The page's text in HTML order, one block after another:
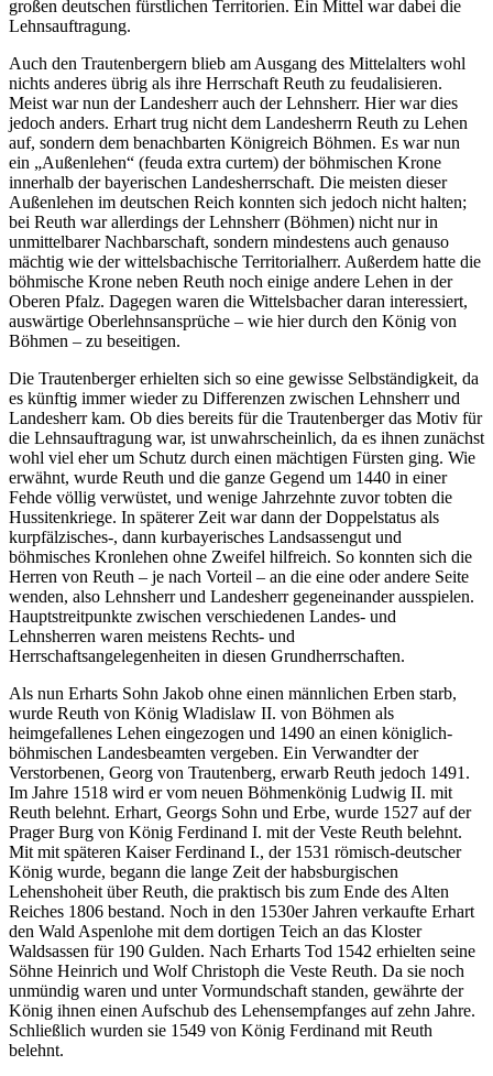
großen deutschen fürstlichen Territorien. Ein Mittel war dabei die
Lehnsauftragung.
Auch den Trautenbergern blieb am Ausgang des Mittelalters wohl
nichts anderes übrig als ihre Herrschaft Reuth zu feudalisieren.
Meist war nun der Landesherr auch der Lehnsherr. Hier war dies
jedoch anders. Erhart trug nicht dem Landesherrn Reuth zu Lehen
auf, sondern dem benachbarten Königreich Böhmen. Es war nun
ein „Außenlehen“ (feuda extra curtem) der böhmischen Krone
innerhalb der bayerischen Landesherrschaft. Die meisten dieser
Außenlehen im deutschen Reich konnten sich jedoch nicht halten;
bei Reuth war allerdings der Lehnsherr (Böhmen) nicht nur in
unmittelbarer Nachbarschaft, sondern mindestens auch genauso
mächtig wie der wittelsbachische Territorialherr. Außerdem hatte die
böhmische Krone neben Reuth noch einige andere Lehen in der
Oberen Pfalz. Dagegen waren die Wittelsbacher daran interessiert,
auswärtige Oberlehnsansprüche – wie hier durch den König von
Böhmen – zu beseitigen.
Die Trautenberger erhielten sich so eine gewisse Selbständigkeit, da
es künftig immer wieder zu Differenzen zwischen Lehnsherr und
Landesherr kam. Ob dies bereits für die Trautenberger das Motiv für
die Lehnsauftragung war, ist unwahrscheinlich, da es ihnen zunächst
wohl viel eher um Schutz durch einen mächtigen Fürsten ging. Wie
erwähnt, wurde Reuth und die ganze Gegend um 1440 in einer
Fehde völlig verwüstet, und wenige Jahrzehnte zuvor tobten die
Hussitenkriege. In späterer Zeit war dann der Doppelstatus als
kurpfälzisches-, dann kurbayerisches Landsassengut und
böhmisches Kronlehen ohne Zweifel hilfreich. So konnten sich die
Herren von Reuth – je nach Vorteil – an die eine oder andere Seite
wenden, also Lehnsherr und Landesherr gegeneinander ausspielen.
Hauptstreitpunkte zwischen verschiedenen Landes- und
Lehnsherren waren meistens Rechts- und
Herrschaftsangelegenheiten in diesen Grundherrschaften.
Als nun Erharts Sohn Jakob ohne einen männlichen Erben starb,
wurde Reuth von König Wladislaw II. von Böhmen als
heimgefallenes Lehen eingezogen und 1490 an einen königlich-
böhmischen Landesbeamten vergeben. Ein Verwandter der
Verstorbenen, Georg von Trautenberg, erwarb Reuth jedoch 1491.
Im Jahre 1518 wird er vom neuen Böhmenkönig Ludwig II. mit
Reuth belehnt. Erhart, Georgs Sohn und Erbe, wurde 1527 auf der
Prager Burg von König Ferdinand I. mit der Veste Reuth belehnt.
Mit mit späteren Kaiser Ferdinand I., der 1531 römisch-deutscher
König wurde, begann die lange Zeit der habsburgischen
Lehenshoheit über Reuth, die praktisch bis zum Ende des Alten
Reiches 1806 bestand. Noch in den 1530er Jahren verkaufte Erhart
den Wald Aspenlohe mit dem dortigen Teich an das Kloster
Waldsassen für 190 Gulden. Nach Erharts Tod 1542 erhielten seine
Söhne Heinrich und Wolf Christoph die Veste Reuth. Da sie noch
unmündig waren und unter Vormundschaft standen, gewährte der
König ihnen einen Aufschub des Lehensempfanges auf zehn Jahre.
Schließlich wurden sie 1549 von König Ferdinand mit Reuth
belehnt.